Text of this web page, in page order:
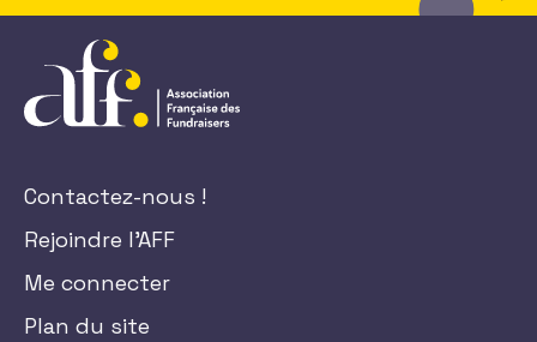
Contactez-nous !
Rejoindre l'AFF
Me connecter
Plan du site